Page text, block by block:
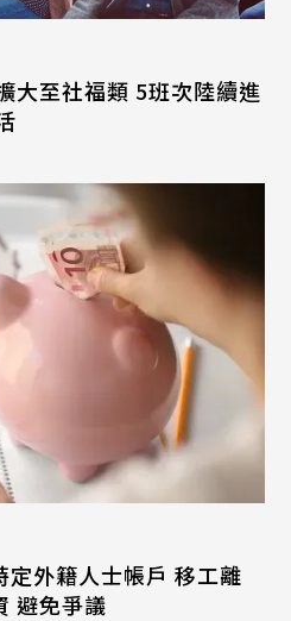
大至社福類 5班次陸續進
外籍人士帳戶 移工離
避免爭議